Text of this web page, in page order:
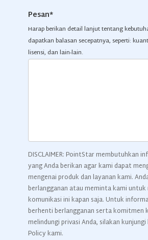
Pesan*
Harap berikan detail lanjut tentang
dapatkan balasan secepatnya, seperti:
lisensi, dan lain-lain.
DISCLAIMER: PointStar membutuhkan
yang Anda berikan agar kami dapat
mengenai produk dan layanan kami.
berlangganan atau meminta kami
komunikasi ini kapan saja. Untuk
berhenti berlangganan serta komitmen
melindungi privasi Anda, silakan
Policy kami.